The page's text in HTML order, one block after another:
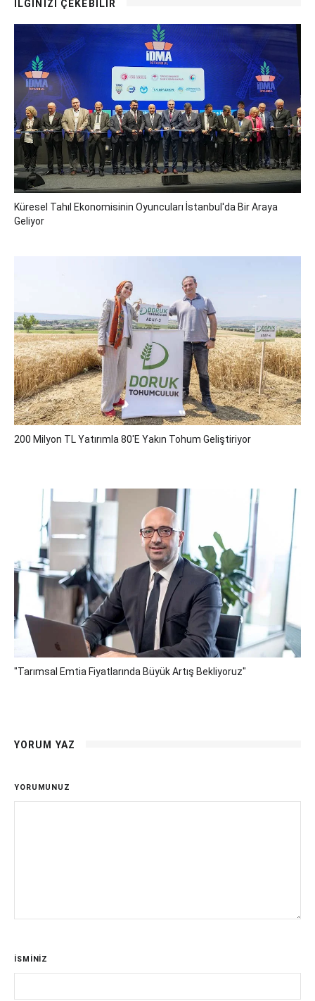
İLGİNİZİ ÇEKEBİLİR
Küresel Tahıl Ekonomisinin Oyuncuları İstanbul'da Bir Araya
Geliyor
200 Milyon TL Yatırımla 80'e Yakın Tohum Geliştiriyor
"Tarımsal Emtia Fiyatlarında Büyük Artış Bekliyoruz"
YORUM YAZ
YORUMUNUZ
İSMİNİZ